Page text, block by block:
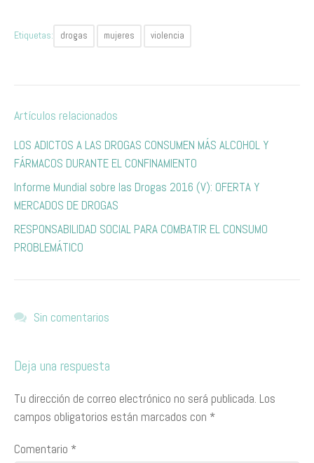
Etiquetas: drogas mujeres violencia
Artículos relacionados
LOS ADICTOS A LAS DROGAS CONSUMEN MÁS ALCOHOL Y
FÁRMACOS DURANTE EL CONFINAMIENTO
Informe Mundial sobre las Drogas 2016 (V): OFERTA Y
MERCADOS DE DROGAS
RESPONSABILIDAD SOCIAL PARA COMBATIR EL CONSUMO
PROBLEMÁTICO
Sin comentarios
Deja una respuesta
Tu dirección de correo electrónico no será publicada. Los
campos obligatorios están marcados con *
Comentario *